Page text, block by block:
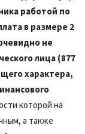
работой по
в размере 2
не
лица (877
характера,
которой на
а также